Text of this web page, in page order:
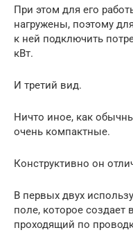
При этом для его
нагружены, поэтому
к ней подключить
кВт.
И третий вид.
Ничто иное, как
очень компактные.
Конструктивно он
В первых двух
поле, которое создает
проходящий по